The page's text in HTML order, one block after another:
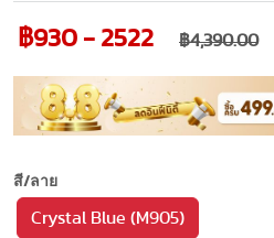
฿930 - 2522 ฿4,390.00
สี/ลาย
Crystal Blue (M905)